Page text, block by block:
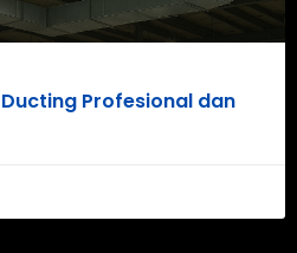
Profesional dan